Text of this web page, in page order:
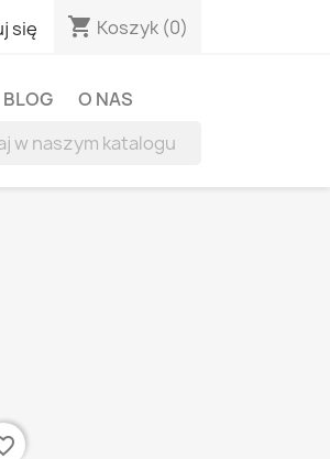
się shopping_cart Koszyk (0)
BLOG O NAS